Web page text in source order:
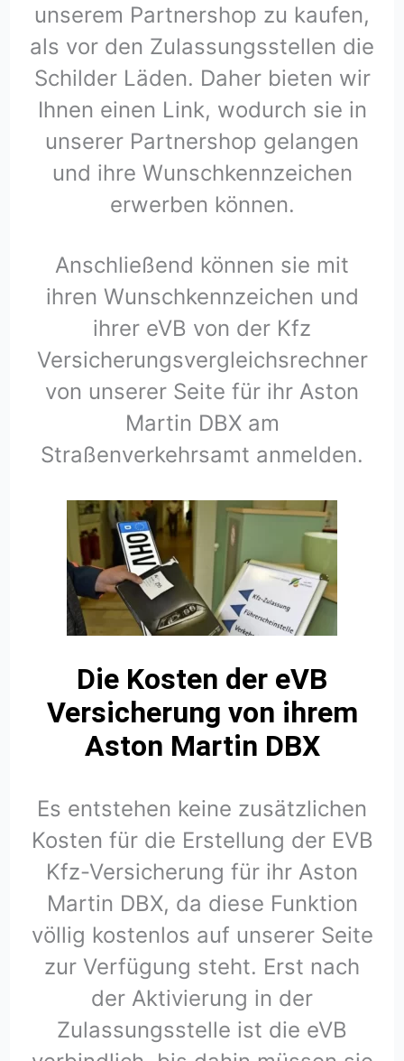
unserem Partnershop zu kaufen,
als vor den Zulassungsstellen die
Schilder Läden. Daher bieten wir
Ihnen einen Link, wodurch sie in
unserer Partnershop gelangen
und ihre Wunschkennzeichen
erwerben können.
Anschließend können sie mit
ihren Wunschkennzeichen und
ihrer eVB von der Kfz
Versicherungsvergleichsrechner
von unserer Seite für ihr Aston
Martin DBX am
Straßenverkehrsamt anmelden.
Die Kosten der eVB
Versicherung von ihrem
Aston Martin DBX
Es entstehen keine zusätzlichen
Kosten für die Erstellung der EVB
Kfz-Versicherung für ihr Aston
Martin DBX, da diese Funktion
völlig kostenlos auf unserer Seite
zur Verfügung steht. Erst nach
der Aktivierung in der
Zulassungsstelle ist die eVB